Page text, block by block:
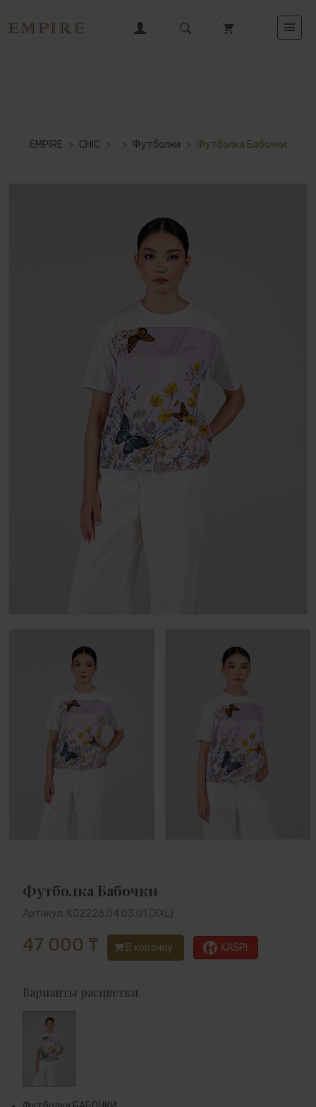
EMPIRE > CHIC > > Футболки > Футболка Бабочки
Футболка Бабочки
Артикул: K02226.04.03.01 (XXL)
47 000 ₸ В корзину KASPI
Варианты расцветки